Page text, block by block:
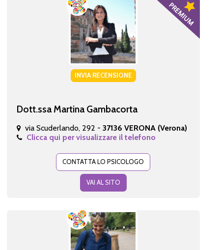
INVIA RECENSIONE
Dott.ssa Martina Gambacorta
via Scuderlando, 292 - 37136 VERONA (Verona)
Clicca qui per visualizzare il telefono
CONTATTA LO PSICOLOGO
VAI AL SITO